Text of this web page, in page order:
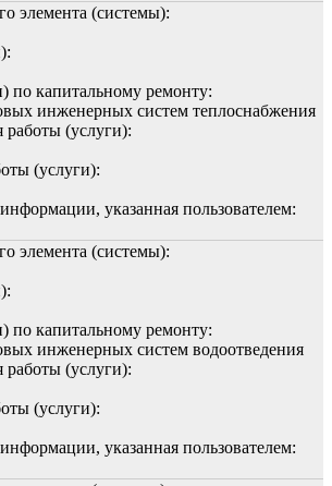
элемента (системы):
по капитальному ремонту:
инженерных систем теплоснабжения
(услуги):
(услуги):
указанная пользователем:
элемента (системы):
по капитальному ремонту:
инженерных систем водоотведения
(услуги):
(услуги):
указанная пользователем: